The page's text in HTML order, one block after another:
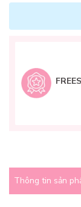
Thông tin sản